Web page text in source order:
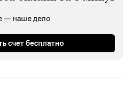
— наше дело
счет бесплатно